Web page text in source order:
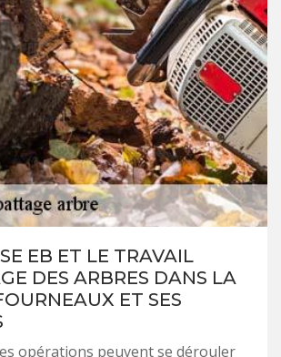
EB ET LE TRAVAIL
DES ARBRES DANS LA
ET SES
opérations peuvent se dérouler